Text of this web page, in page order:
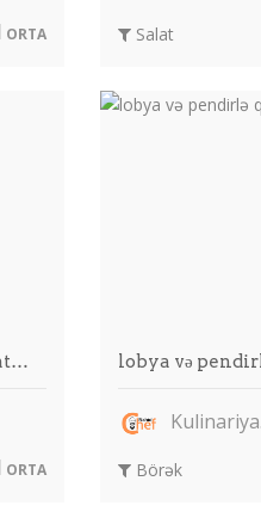
ORTA Salat
ORTA
lobya və
Börək